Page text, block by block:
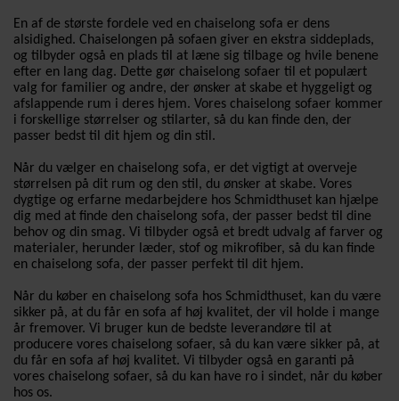
En af de største fordele ved en chaiselong sofa er dens
alsidighed. Chaiselongen på sofaen giver en ekstra siddeplads,
og tilbyder også en plads til at læne sig tilbage og hvile benene
efter en lang dag. Dette gør chaiselong sofaer til et populært
valg for familier og andre, der ønsker at skabe et hyggeligt og
afslappende rum i deres hjem. Vores chaiselong sofaer kommer
i forskellige størrelser og stilarter, så du kan finde den, der
passer bedst til dit hjem og din stil.
Når du vælger en chaiselong sofa, er det vigtigt at overveje
størrelsen på dit rum og den stil, du ønsker at skabe. Vores
dygtige og erfarne medarbejdere hos Schmidthuset kan hjælpe
dig med at finde den chaiselong sofa, der passer bedst til dine
behov og din smag. Vi tilbyder også et bredt udvalg af farver og
materialer, herunder læder, stof og mikrofiber, så du kan finde
en chaiselong sofa, der passer perfekt til dit hjem.
Når du køber en chaiselong sofa hos Schmidthuset, kan du være
sikker på, at du får en sofa af høj kvalitet, der vil holde i mange
år fremover. Vi bruger kun de bedste leverandøre til at
producere vores chaiselong sofaer, så du kan være sikker på, at
du får en sofa af høj kvalitet. Vi tilbyder også en garanti på
vores chaiselong sofaer, så du kan have ro i sindet, når du køber
hos os.